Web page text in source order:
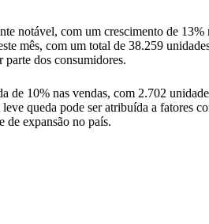
notável, com um crescimento de
mês, com um total de 38.259
parte dos consumidores.
10% nas vendas, com 2.702
queda pode ser atribuída a fatores
de expansão no país.